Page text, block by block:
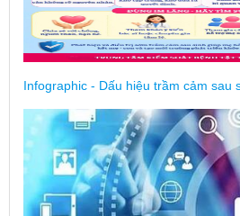
Infographic - Dấu hiệu trầm cảm sau